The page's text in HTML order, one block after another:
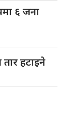
६ जना
हटाइने